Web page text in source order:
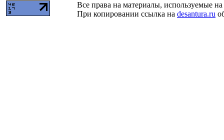
Все права на материалы, используемые
При копировании ссылка на desantura.ru